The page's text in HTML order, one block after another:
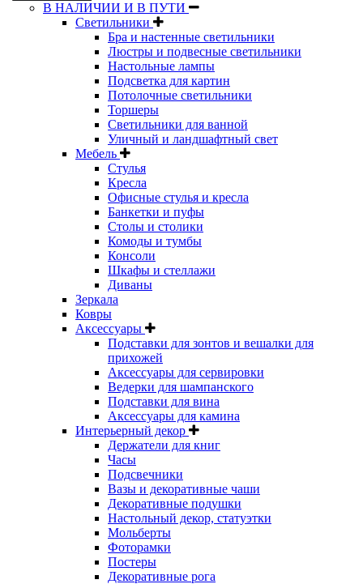
В НАЛИЧИИ И В ПУТИ
Светильники
Бра и настенные светильники
Люстры и подвесные светильники
Настольные лампы
Подсветка для картин
Потолочные светильники
Торшеры
Светильники для ванной
Уличный и ландшафтный свет
Мебель
Стулья
Кресла
Офисные стулья и кресла
Банкетки и пуфы
Столы и столики
Комоды и тумбы
Консоли
Шкафы и стеллажи
Диваны
Зеркала
Ковры
Аксессуары
Подставки для зонтов и вешалки для
прихожей
Аксессуары для сервировки
Ведерки для шампанского
Подставки для вина
Аксессуары для камина
Интерьерный декор
Держатели для книг
Часы
Подсвечники
Вазы и декоративные чаши
Декоративные подушки
Настольный декор, статуэтки
Мольберты
Фоторамки
Постеры
Декоративные рога